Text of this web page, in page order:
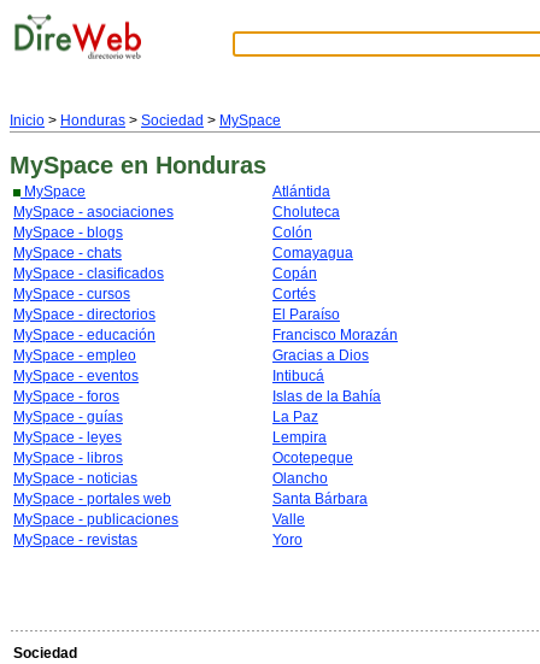
Inicio > Honduras > Sociedad > MySpace
MySpace en Honduras
MySpace
MySpace - asociaciones
MySpace - blogs
MySpace - chats
MySpace - clasificados
MySpace - cursos
MySpace - directorios
MySpace - educación
MySpace - empleo
MySpace - eventos
MySpace - foros
MySpace - guías
MySpace - leyes
MySpace - libros
MySpace - noticias
MySpace - portales web
MySpace - publicaciones
MySpace - revistas
Atlántida
Choluteca
Colón
Comayagua
Copán
Cortés
El Paraíso
Francisco Morazán
Gracias a Dios
Intibucá
Islas de la Bahía
La Paz
Lempira
Ocotepeque
Olancho
Santa Bárbara
Valle
Yoro
Sociedad